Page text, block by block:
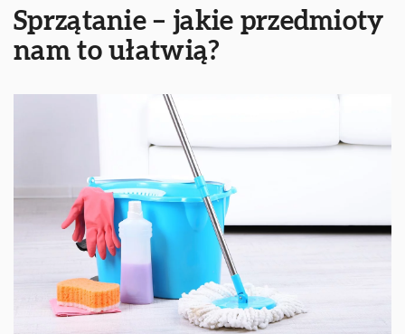
Sprzątanie – jakie przedmioty
nam to ułatwią?